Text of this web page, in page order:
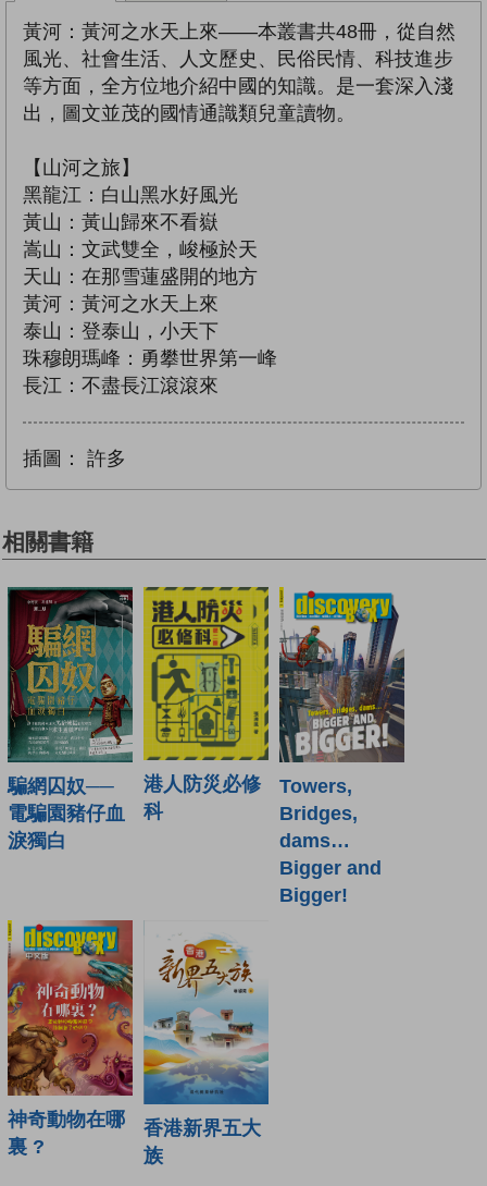
黃河：黃河之水天上來——本叢書共48冊，從自然
風光、社會生活、人文歷史、民俗民情、科技進步
等方面，全方位地介紹中國的知識。是一套深入淺
出，圖文並茂的國情通識類兒童讀物。
【山河之旅】
黑龍江：白山黑水好風光
黃山：黃山歸來不看嶽
嵩山：文武雙全，峻極於天
天山：在那雪蓮盛開的地方
黃河：黃河之水天上來
泰山：登泰山，小天下
珠穆朗瑪峰：勇攀世界第一峰
長江：不盡長江滾滾來
插圖： 許多
相關書籍
騙網囚奴──
電騙園豬仔血
淚獨白
港人防災必修
科
Towers,
Bridges,
dams…
Bigger and
Bigger!
神奇動物在哪
裏 ?
香港新界五大
族